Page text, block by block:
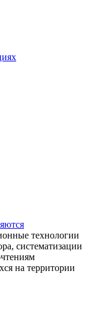
технологии
систематизации
на территории